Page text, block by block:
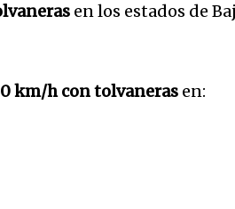
en los estados de
km/h con tolvaneras en: